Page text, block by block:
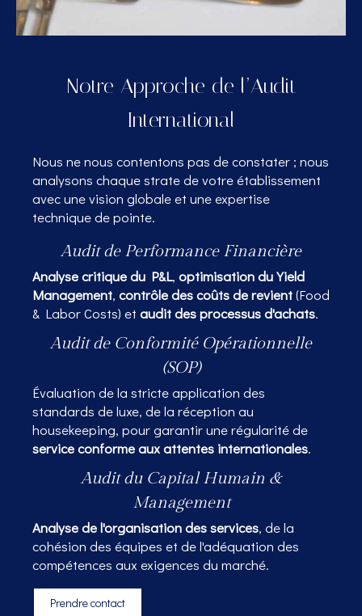
Notre Approche de l’Audit
International
Nous ne nous contentons pas de constater ; nous
analysons chaque strate de votre établissement
avec une vision globale et une expertise
technique de pointe.
Audit de Performance Financière
Analyse critique du P&L, optimisation du Yield
Management, contrôle des coûts de revient(Food
& Labor Costs) et audit des processus d'achats.
Audit de Conformité Opérationnelle
(SOP)
Évaluation de la stricte application des
standards de luxe, de la réception au
housekeeping, pour garantir une régularité de
service conforme aux attentes internationales.
Audit du Capital Humain &
Management
Analyse de l'organisation des services, de la
cohésion des équipes et de l'adéquation des
compétences aux exigences du marché.
Prendre contact